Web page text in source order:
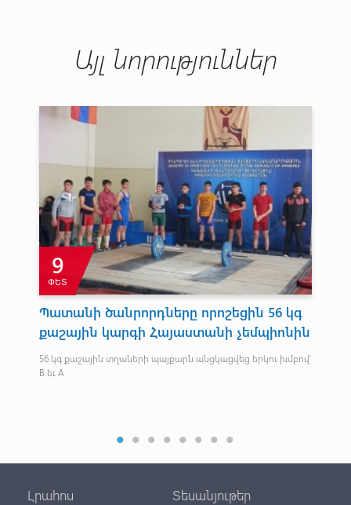
Այլ նորություններ
9
ՓԵՏ
Պատանի ծանրորդները որոշեցին 56 կգ
քաշային կարգի Հայաստանի չեմպիոնին
56 կգ քաշային տղաների պայքարն անցկացվեց երկու խմբով՝
B եւ A
Լրահոս Տեսանյութեր